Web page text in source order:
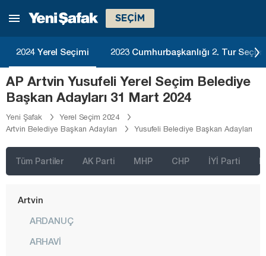
SEÇİM
2024 Yerel Seçimi 2023 Cumhurbaşkanlığı 2. Tur
AP Artvin Yusufeli Yerel Seçim Belediye
Başkan Adayları 31 Mart 2024
Yeni Şafak
Yerel Seçim 2024
Artvin Belediye Başkan Adayları
Yusufeli Belediye Başkan Adayları
Tüm Partiler AK Parti MHP CHP İYİ Parti
Adıyaman
Ağrı
Aksaray
Amasya
Ardahan
Artvin
ARDANUÇ
ARHAVİ